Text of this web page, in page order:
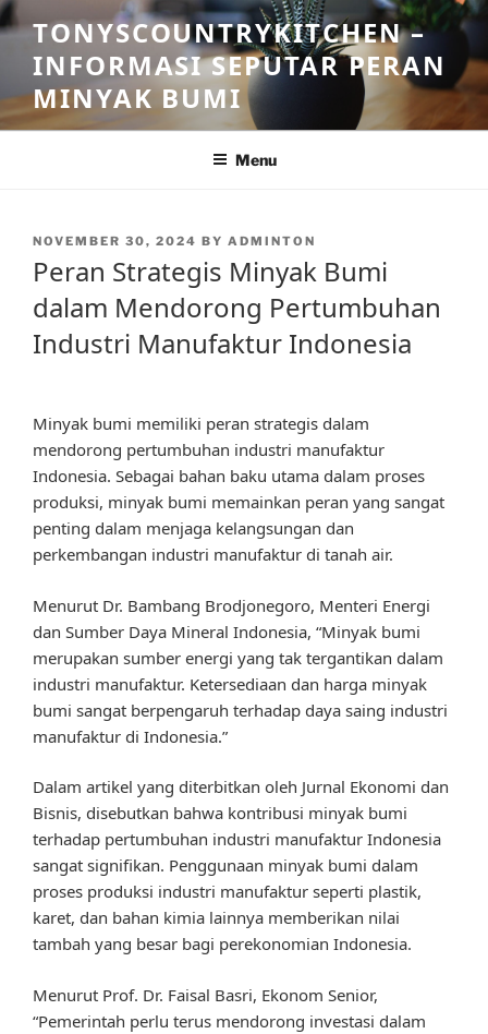
Skip
to
content
TONYSCOUNTRYKITCHEN –
INFORMASI SEPUTAR PERAN
MINYAK BUMI
Menu
POSTED
NOVEMBER 30, 2024 BY ADMINTON
Peran Strategis Minyak Bumi
dalam Mendorong Pertumbuhan
Industri Manufaktur Indonesia
Minyak bumi memiliki peran strategis dalam
mendorong pertumbuhan industri manufaktur
Indonesia. Sebagai bahan baku utama dalam proses
produksi, minyak bumi memainkan peran yang sangat
penting dalam menjaga kelangsungan dan
perkembangan industri manufaktur di tanah air.
Menurut Dr. Bambang Brodjonegoro, Menteri Energi
dan Sumber Daya Mineral Indonesia, “Minyak bumi
merupakan sumber energi yang tak tergantikan dalam
industri manufaktur. Ketersediaan dan harga minyak
bumi sangat berpengaruh terhadap daya saing industri
manufaktur di Indonesia.”
Dalam artikel yang diterbitkan oleh Jurnal Ekonomi dan
Bisnis, disebutkan bahwa kontribusi minyak bumi
terhadap pertumbuhan industri manufaktur Indonesia
sangat signifikan. Penggunaan minyak bumi dalam
proses produksi industri manufaktur seperti plastik,
karet, dan bahan kimia lainnya memberikan nilai
tambah yang besar bagi perekonomian Indonesia.
Menurut Prof. Dr. Faisal Basri, Ekonom Senior,
“Pemerintah perlu terus mendorong investasi dalam